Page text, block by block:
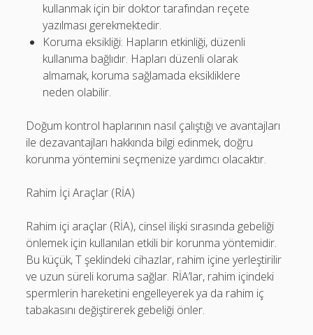
kullanmak için bir doktor tarafından reçete
yazılması gerekmektedir.
Koruma eksikliği: Hapların etkinliği, düzenli
kullanıma bağlıdır. Hapları düzenli olarak
almamak, koruma sağlamada eksikliklere
neden olabilir.
Doğum kontrol haplarının nasıl çalıştığı ve avantajları
ile dezavantajları hakkında bilgi edinmek, doğru
korunma yöntemini seçmenize yardımcı olacaktır.
Rahim İçi Araçlar (RİA)
Rahim içi araçlar (RİA), cinsel ilişki sırasında gebeliği
önlemek için kullanılan etkili bir korunma yöntemidir.
Bu küçük, T şeklindeki cihazlar, rahim içine yerleştirilir
ve uzun süreli koruma sağlar. RİA’lar, rahim içindeki
spermlerin hareketini engelleyerek ya da rahim iç
tabakasını değiştirerek gebeliği önler.